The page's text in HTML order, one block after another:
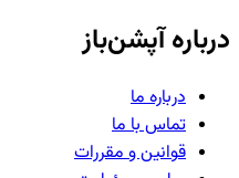
درباره آپشن‌باز
درباره ما
تماس با ما
قوانین و مقررات